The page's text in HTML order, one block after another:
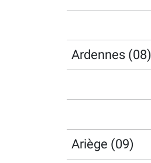
Ardennes (08)
Ariège (09)